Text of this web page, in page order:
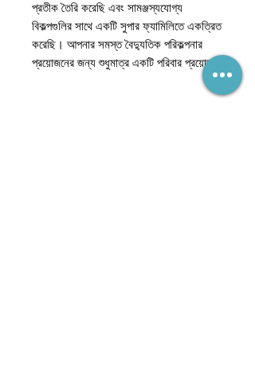
প্রতীক তৈরি করেছি এবং সামঞ্জস্যযোগ্য
বিকল্পগুলির সাথে একটি সুপার ফ্যামিলিতে একত্রিত
করেছি। আপনার সমস্ত বৈদ্যুতিক পরিকল্পনার
প্রয়োজনের জন্য শুধুমাত্র একটি পরিবার প্রয়োজন!